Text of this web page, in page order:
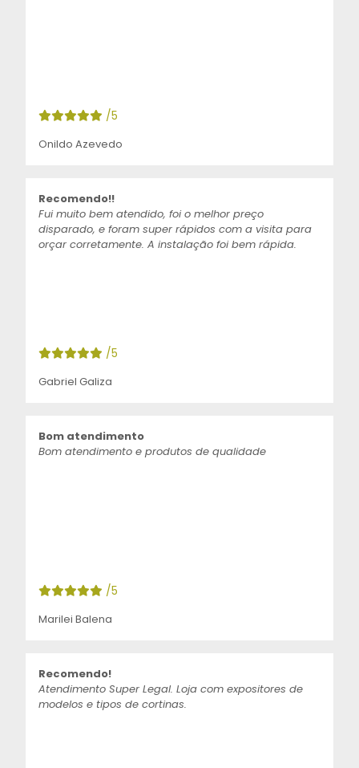
/5
Onildo Azevedo
Recomendo!!
Fui muito bem atendido, foi o melhor preço
disparado, e foram super rápidos com a visita para
orçar corretamente. A instalação foi bem rápida.
/5
Gabriel Galiza
Bom atendimento
Bom atendimento e produtos de qualidade
/5
Marilei Balena
Recomendo!
Atendimento Super Legal. Loja com expositores de
modelos e tipos de cortinas.